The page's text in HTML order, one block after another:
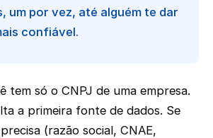
um por vez, até alguém te dar
confiável.
tem só o CNPJ de uma empresa.
a primeira fonte de dados. Se
(razão social, CNAE,